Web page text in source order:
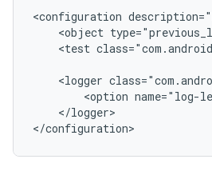
<configuration
<object
<test
<logger
<option name="log-
</logger>